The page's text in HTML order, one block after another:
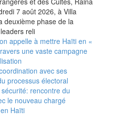
7 août 2026, à Villa
deuxième phase de la
reli
appelle à mettre Haïti en «
une vaste campagne
avec ses
processus électoral
rencontre du
le nouveau chargé
Haïti